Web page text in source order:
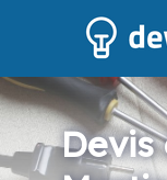
Devis